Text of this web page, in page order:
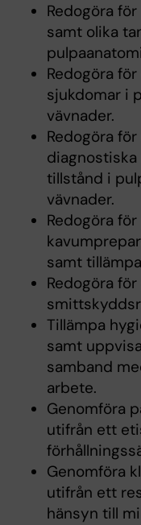
Redogöra
samt olika
Redogöra
sjukdomar i
vävnader.
Redogöra
tillstånd i
vävnader.
Redogöra
samt
Redogöra
Tillämpa
samt
samband
arbete.
Genomföra
utifrån ett
Genomföra
utifrån ett
hänsyn till